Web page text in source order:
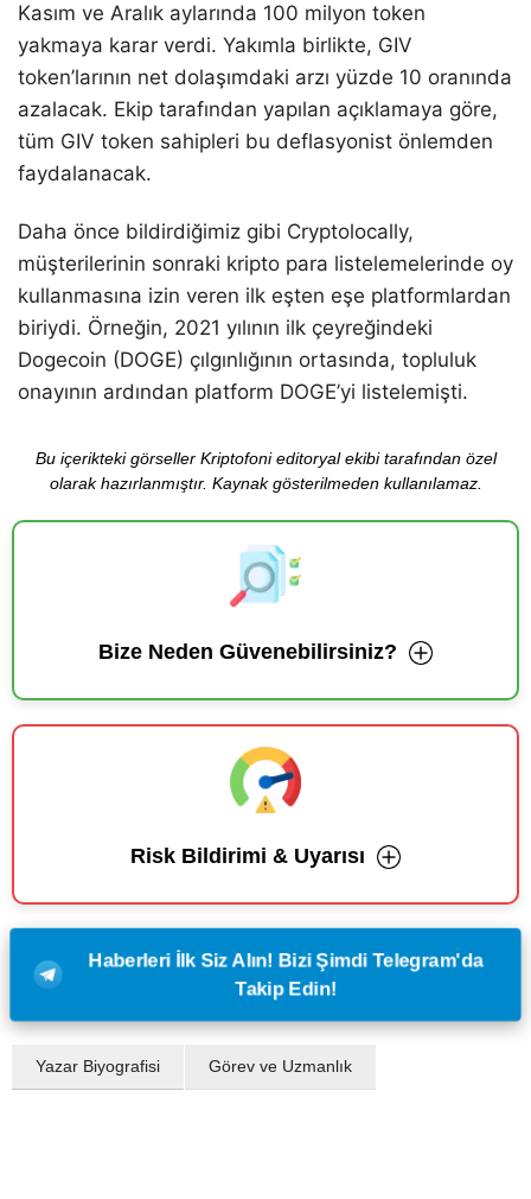
Kasım ve Aralık aylarında 100 milyon token
yakmaya karar verdi. Yakımla birlikte, GIV
token’larının net dolaşımdaki arzı yüzde 10 oranında
azalacak. Ekip tarafından yapılan açıklamaya göre,
tüm GIV token sahipleri bu deflasyonist önlemden
faydalanacak.
Daha önce bildirdiğimiz gibi Cryptolocally,
müşterilerinin sonraki kripto para listelemelerinde oy
kullanmasına izin veren ilk eşten eşe platformlardan
biriydi. Örneğin, 2021 yılının ilk çeyreğindeki
Dogecoin (DOGE) çılgınlığının ortasında, topluluk
onayının ardından platform DOGE’yi listelemişti.
Bu içerikteki görseller Kriptofoni editoryal ekibi tarafından özel
olarak hazırlanmıştır. Kaynak gösterilmeden kullanılamaz.
Bize Neden Güvenebilirsiniz?
Risk Bildirimi & Uyarısı
Haberleri İlk Siz Alın! Bizi Şimdi Telegram'da
Takip Edin!
Yazar Biyografisi Görev ve Uzmanlık